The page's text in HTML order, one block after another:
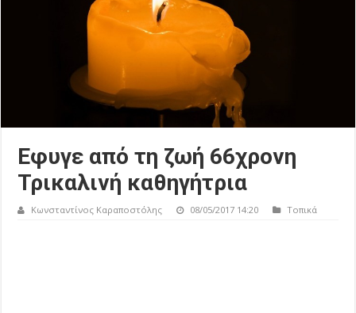
Εφυγε από τη ζωή 66χρονη
Τρικαλινή καθηγήτρια
Κωνσταντίνος Καραποστόλης 08/05/2017 14:20 Τοπικά